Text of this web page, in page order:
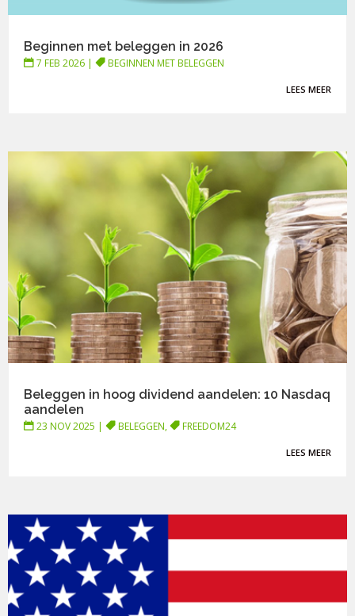
Beginnen met beleggen in 2026
7 FEB 2026 | BEGINNEN MET BELEGGEN
LEES MEER
Beleggen in hoog dividend aandelen: 10 Nasdaq
aandelen
23 NOV 2025 | BELEGGEN, FREEDOM24
LEES MEER